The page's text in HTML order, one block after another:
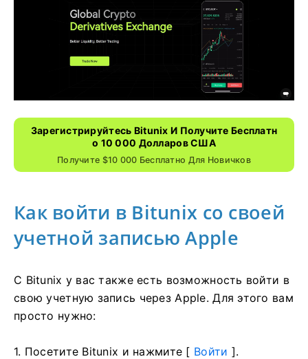
Зарегистрируйтесь Bitunix И Получите Бесплатн
О 10 000 Долларов США
Получите $10 000 Бесплатно Для Новичков
Как войти в Bitunix со своей
учетной записью Apple
С Bitunix у вас также есть возможность войти в
свою учетную запись через Apple.Для этого вам
просто нужно:
1. Посетите Bitunix и нажмите [ Войти ].